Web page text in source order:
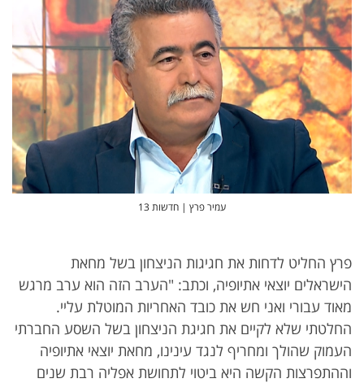
עמיר פרץ | חדשות 13
פרץ החליט לדחות את חגיגות הניצחון בשל מחאת
הישראלים יוצאי אתיופיה, וכתב: "הערב הזה הוא ערב מרגש
מאוד עבורי ואני חש את כובד האחריות המוטלת עליי.
החלטתי שלא לקיים את חגיגת הניצחון בשל השסע החברתי
העמוק שהולך ומחריף לנגד עינינו, מחאת יוצאי אתיופיה
וההתפרצות הקשה היא ביטוי לתחושת אפליה רבת שנים